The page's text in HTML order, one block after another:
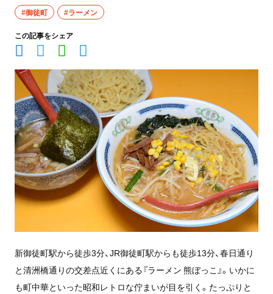
#御徒町 #ラーメン
この記事をシェア
新御徒町駅から徒歩3分、JR御徒町駅からも徒歩13分、春日通り
と清洲橋通りの交差点近くにある『ラーメン 熊ぼっこ』。いかに
も町中華といった昭和レトロな佇まいが目を引く。たっぷりと